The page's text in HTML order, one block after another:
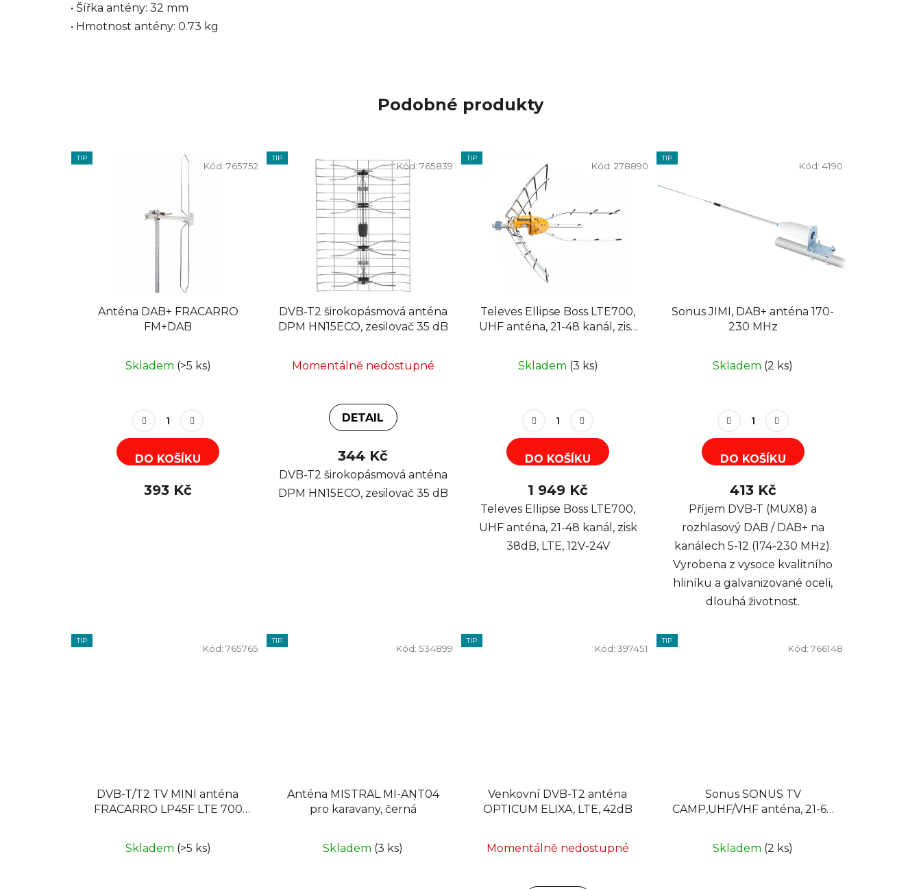
• Šířka antény: 32 mm
• Hmotnost antény: 0.73 kg
Podobné produkty
TIP
Anténa DAB+ FRACARRO
FM+DAB
Skladem (>5 ks)
DO KOŠÍKU
393 Kč
Kód: 765752
TIP
DVB-T2 širokopásmová anténa
DPM HN15ECO, zesilovač 35 dB
Momentálně nedostupné
DETAIL
344 Kč
DVB-T2 širokopásmová anténa
DPM HN15ECO, zesilovač 35 dB
Kód: 765839
TIP
Televes Ellipse Boss LTE700,
UHF anténa, 21-48 kanál, zisk
Skladem (3 ks)
DO KOŠÍKU
1 949 Kč
Televes Ellipse Boss LTE700,
UHF anténa, 21-48 kanál, zisk
38dB, LTE, 12V-24V
Kód: 278890
TIP
Sonus JIMI, DAB+ anténa 170-
230 MHz
Skladem (2 ks)
DO KOŠÍKU
413 Kč
Příjem DVB-T (MUX8) a
rozhlasový DAB / DAB+ na
kanálech 5-12 (174-230 MHz).
Vyrobena z vysoce kvalitního
hliníku a galvanizované oceli,
dlouhá životnost.
Kód: 4190
TIP
DVB-T/T2 TV MINI anténa
FRACARRO LP45F LTE 700
Skladem (>5 ks)
Kód: 765765
TIP
Anténa MISTRAL MI-ANT04
pro karavany, černá
Skladem (3 ks)
Kód: 534899
TIP
Venkovní DVB-T2 anténa
OPTICUM ELIXA, LTE, 42dB
Momentálně nedostupné
Kód: 397451
TIP
Sonus SONUS TV
CAMP,UHF/VHF anténa, 21-69
Skladem (2 ks)
Kód: 766148